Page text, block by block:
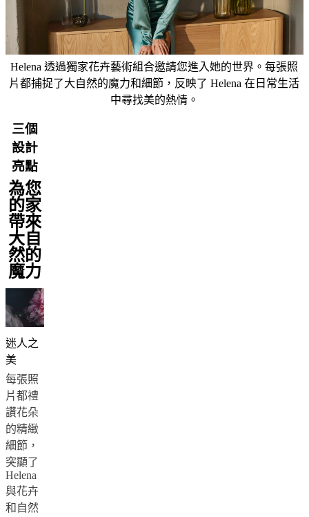
列
戶
燈
毯
家
飾
收
藏
沙
发
系
列
表
集
合
椅
子
系
列
Armchair
collections
collections
存
储
集
合
配
饰
Helena 透過獨家花卉藝術組合邀請您進入她的世界。每張照
片都捕捉了大自然的魔力和細節，反映了 Helena 在日常生活
中尋找美的熱情。
三個
設計
亮點
為您
的家
帶來
大自
然的
魔力
迷人之
美
每張照
片都禮
讚花朵
的精緻
細節，
突顯了
Helena
與花卉
和自然